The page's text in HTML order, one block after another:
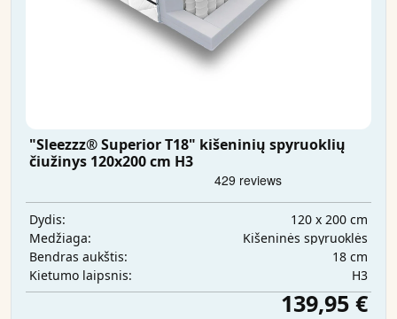
"Sleezzz® Superior T18" kišeninių spyruoklių
čiužinys 120x200 cm H3
Dydis:
120 x 200 cm
Medžiaga:
Kišeninės spyruoklės
Bendras aukštis:
18 cm
Kietumo laipsnis:
H3
139,95 €